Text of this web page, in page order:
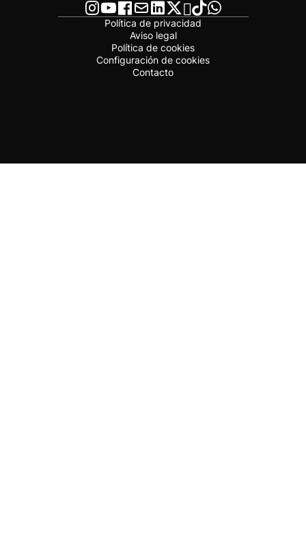
Política de privacidad
Aviso legal
Política de cookies
Configuración de cookies
Contacto